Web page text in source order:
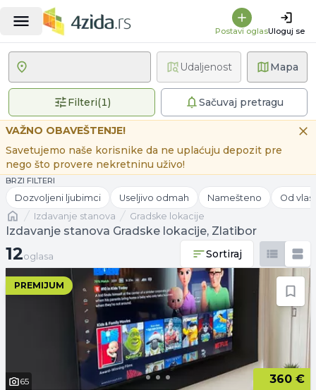
Postavi oglasUloguj se
Mapa
Filteri(1)1 primenjen filterSačuvaj pretragu
Udaljenost
VAŽNO OBAVEŠTENJE!
Savetujemo naše korisnike da ne uplaćuju depozit pre
nego što provere nekretninu uživo!
BRZI FILTERI
Dozvoljeni ljubimci Useljivo odmah Namešteno Od
Naslovnaizdavanje stanova Gradske lokacije
Izdavanje stanova Gradske lokacije, Zlatibor
12 oglasa
12oglasa Sortiraj
PREMIJUM
65 360 €